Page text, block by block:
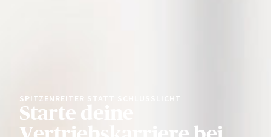
SPITZENREITER STATT SCHLUSSLICHT
Starte deine